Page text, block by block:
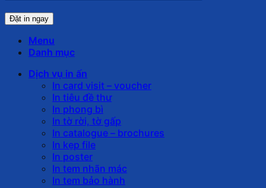
Menu
Danh mục
Dịch vụ in ấn
In card visit – voucher
In tiêu đề thư
In phong bì
In tờ rời, tờ gấp
In catalogue – brochures
In kẹp file
In poster
In tem nhãn mác
In tem bảo hành